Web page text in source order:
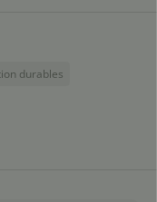
durables